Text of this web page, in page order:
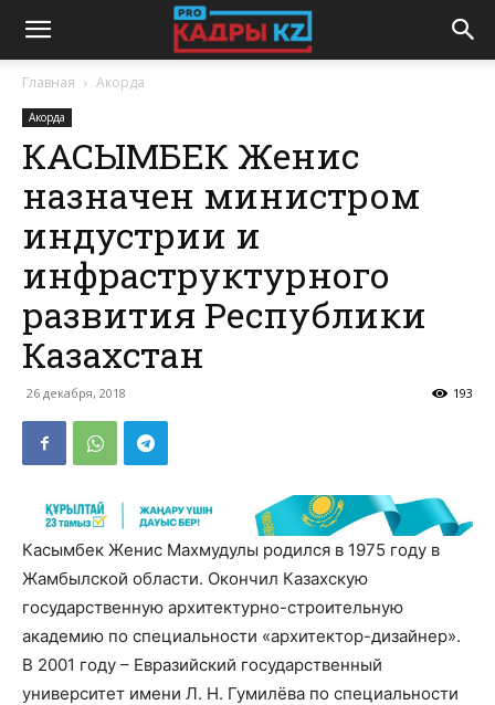
Главная Акорда
Акорда
КАСЫМБЕК Женис
назначен министром
индустрии и
инфраструктурного
развития Республики
Казахстан
26 декабря, 2018 193
Касымбек Женис Махмудулы родился в 1975 году в
Жамбылской области. Окончил Казахскую
государственную архитектурно-строительную
академию по специальности «архитектор-дизайнер».
В 2001 году – Евразийский государственный
университет имени Л. Н. Гумилёва по специальности